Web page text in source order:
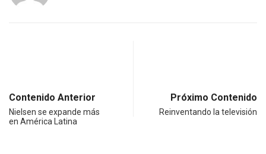
Contenido Anterior
Nielsen se expande más
en América Latina
Próximo Contenido
Reinventando la televisión